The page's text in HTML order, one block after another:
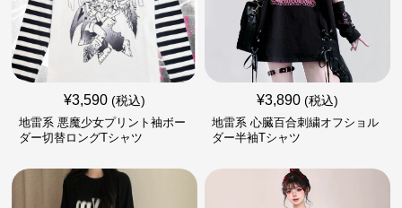
¥3,590 (税込)
地雷系 悪魔少女プリント袖ボー
ダー切替ロングTシャツ
¥3,890 (税込)
地雷系 心臓百合刺繍オフショル
ダー半袖Tシャツ